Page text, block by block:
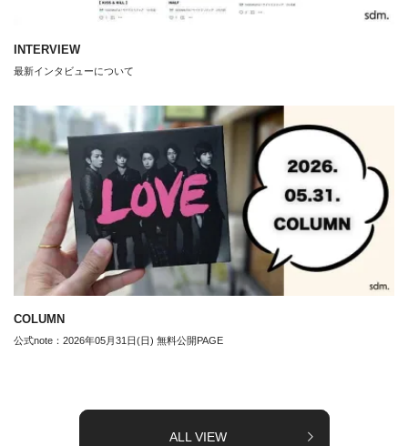
INTERVIEW
最新インタビューについて
COLUMN
公式note：2026年05月31日(日) 無料公開PAGE
ALL VIEW